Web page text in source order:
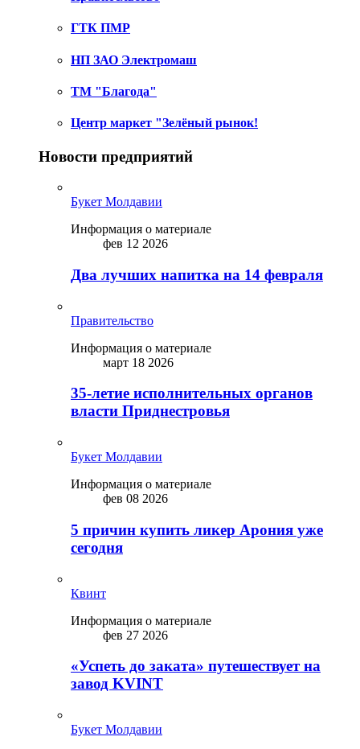
ГТК ПМР
НП ЗАО Электромаш
ТМ "Благода"
Центр маркет "Зелёный рынок!
Новости предприятий
Букет Молдавии
Информация о материале
фев 12 2026
Два лучших напитка на 14 февраля
Правительство
Информация о материале
март 18 2026
35-летие исполнительных органов
власти Приднестровья
Букет Молдавии
Информация о материале
фев 08 2026
5 причин купить ликep Арония уже
сегодня
Квинт
Информация о материале
фев 27 2026
«Успеть до заката» путешествует на
завод KVINT
Букет Молдавии